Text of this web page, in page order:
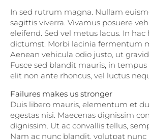
In sed rutrum magna. Nullam
sagittis viverra. Vivamus posuere
eleifend. Sed vel metus lacus. In hac
dictumst. Morbi lacinia fermentum
Aenean vehicula odio justo, ut
Fusce sed blandit mauris, in
elit non ante rhoncus, vel luctus
Failures makes us stronger
Duis libero mauris, elementum et
egestas nisi. Maecenas dignissim
dignissim. Ut ac convallis tellus,
Nam ac nunc blandit, volutpat nunc